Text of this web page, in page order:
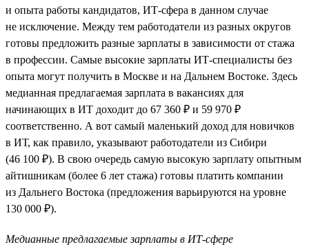
и опыта работы кандидатов, ИТ-сфера в данном случае
не исключение. Между тем работодатели из разных округов
готовы предложить разные зарплаты в зависимости от стажа
в профессии. Самые высокие зарплаты ИТ-специалисты без
опыта могут получить в Москве и на Дальнем Востоке. Здесь
медианная предлагаемая зарплата в вакансиях для
начинающих в ИТ доходит до 67 360 ₽ и 59 970 ₽
соответственно. А вот самый маленький доход для новичков
в ИТ, как правило, указывают работодатели из Сибири
(46 100 ₽). В свою очередь самую высокую зарплату опытным
айтишникам (более 6 лет стажа) готовы платить компании
из Дальнего Востока (предложения варьируются на уровне
130 000 ₽).
Медианные предлагаемые зарплаты в ИТ-сфере